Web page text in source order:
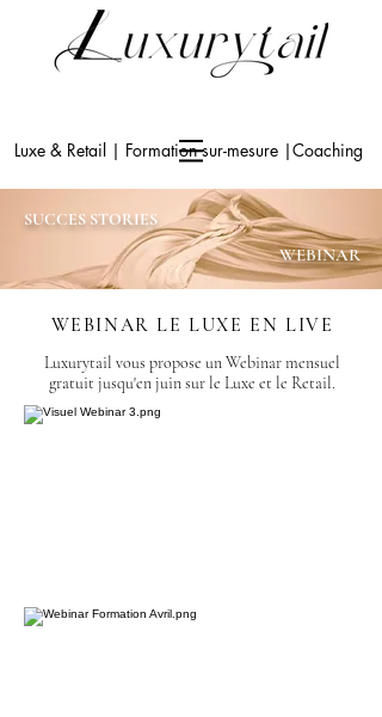
Luxe & Retail | Formation sur-mesure |Coaching
SUCCES STORIES
WEBINAR
WEBINAR LE LUXE EN LIVE
Luxurytail vous propose un Webinar mensuel
gratuit jusqu'en juin sur le Luxe et le Retail.